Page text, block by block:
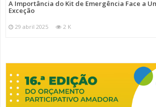
A Importância do Kit de Emergência Face a
Exceção
29 abril 2025 2 K